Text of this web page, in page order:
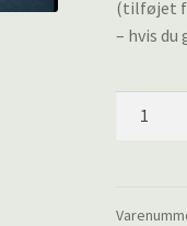
(tilføjet
– hvis du
antal